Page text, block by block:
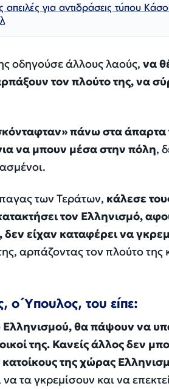
απειλές για αντιδράσεις τύπου
οδηγούσε άλλους λαούς, να
τον πλούτο της, να
πάνω στα
να μπουν μέσα στην πόλη,
των Τεράτων, κάλεσε
τον Ελληνισμό,
είχαν καταφέρει να
αρπάζοντας τον πλούτο της
ο Ύπουλος, του είπε:
Ελληνισμού, θα πάψουν να
της. Κανείς άλλος δεν
κατοίκους της χώρας
τα γκρεμίσουν και να